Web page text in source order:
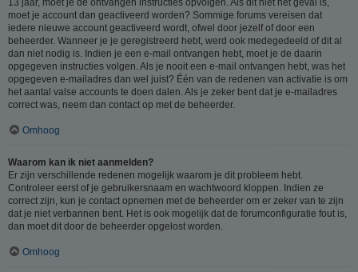
moet je account dan geactiveerd worden? Sommige forums vereisen dat
iedere nieuwe account geactiveerd wordt, ofwel door jezelf of door een
beheerder. Wanneer je je geregistreerd hebt, werd ook medegedeeld of dit al
dan niet nodig is. Indien je een e-mail ontvangen hebt, moet je de daarin
opgegeven instructies volgen. Als je nooit een e-mail ontvangen hebt, was het
opgegeven e-mailadres dan wel juist? Één van de redenen van activatie is om
het aantal valse accounts te doen dalen. Als je zeker bent dat je e-mailadres
correct was, neem dan contact op met de beheerder.
Omhoog
Waarom kan ik niet aanmelden?
Er zijn verschillende redenen mogelijk waarom je dit probleem hebt.
Controleer eerst of je gebruikersnaam en wachtwoord kloppen. Indien ze
correct zijn, kun je contact opnemen met de beheerder om er zeker van te zijn
dat je niet verbannen bent. Het is ook mogelijk dat de forumconfiguratie fout is,
dan moet dit door de beheerder opgelost worden.
Omhoog